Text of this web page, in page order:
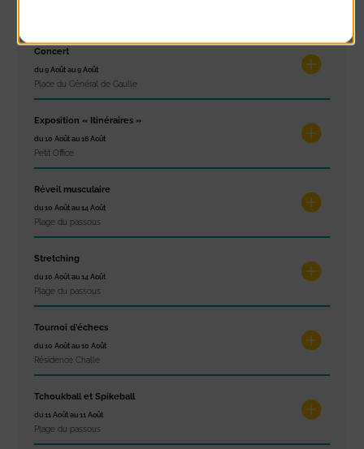
Concert
du 9 Août au 9 Août
Place du Général de Gaulle
Exposition « Itinéraires »
du 10 Août au 16 Août
Petit Office
Réveil musculaire
du 10 Août au 14 Août
Plage du passous
Stretching
du 10 Août au 14 Août
Plage du passous
Tournoi d’échecs
du 10 Août au 10 Août
Résidence Challe
Tchoukball et Spikeball
du 11 Août au 11 Août
Plage du passous